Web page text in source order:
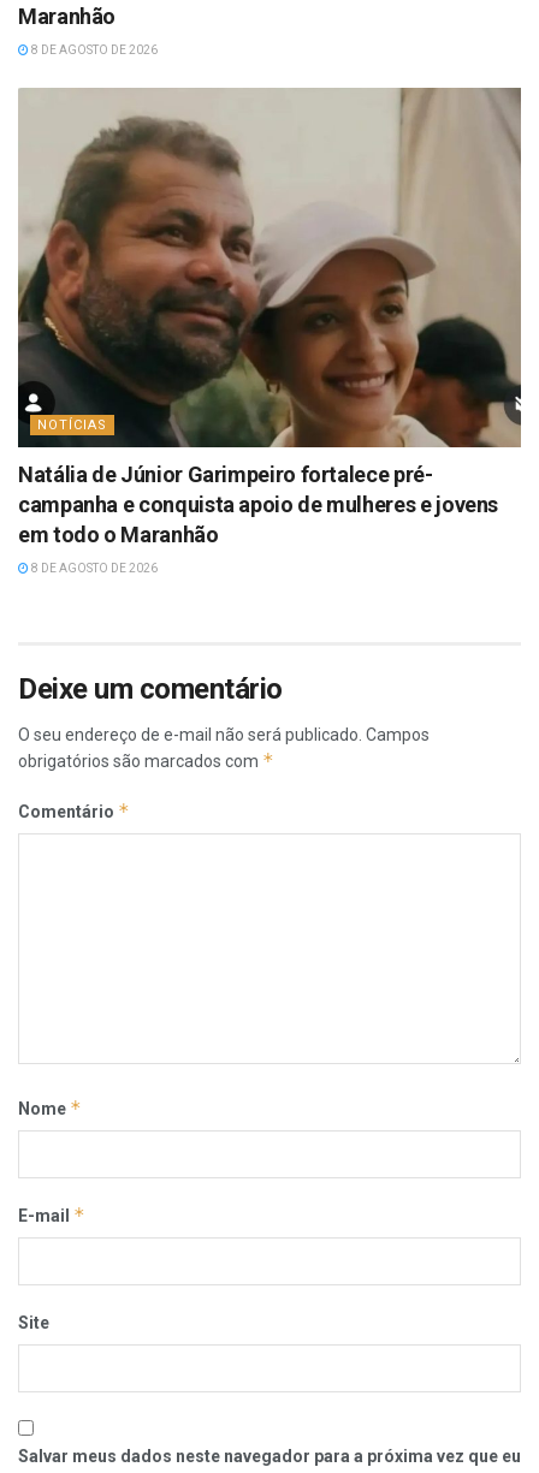
Maranhão
8 DE AGOSTO DE 2026
NOTÍCIAS
Natália de Júnior Garimpeiro fortalece pré-
campanha e conquista apoio de mulheres e jovens
em todo o Maranhão
8 DE AGOSTO DE 2026
Deixe um comentário
O seu endereço de e-mail não será publicado. Campos
obrigatórios são marcados com *
Comentário *
Nome *
E-mail *
Site
Salvar meus dados neste navegador para a próxima vez que eu